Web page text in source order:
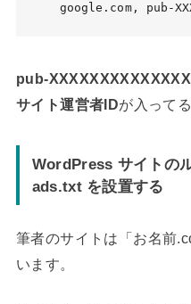
google.com, pub-
pub-
サイト運営者IDが入って
WordPress サイトの
ads.txt を設置する
筆者のサイトは「お名前
います。